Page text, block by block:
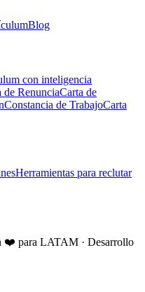
Blog
con inteligencia
de RenunciaCarta de
Constancia de TrabajoCarta
Herramientas para reclutar
❤️ para LATAM · Desarrollo